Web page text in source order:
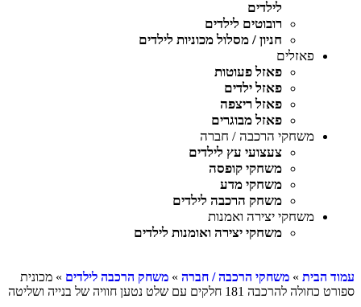
לילדים
רובוטים לילדים
חניון / מסלול מכוניות לילדים
פאזלים
פאזל פעוטות
פאזל ילדים
פאזל ריצפה
פאזל מבוגרים
משחקי הרכבה / חברה
צעצועי עץ לילדים
משחקי קופסה
משחקי מדע
משחק הרכבה לילדים
משחקי יצירה ואמנות
משחקי יצירה ואומנות לילדים
עמוד הבית » משחקי הרכבה / חברה » משחק הרכבה לילדים » מכונית
ספורט כחולה להרכבה 181 חלקים עם שלט נטען חוויה של בנייה ושליטה